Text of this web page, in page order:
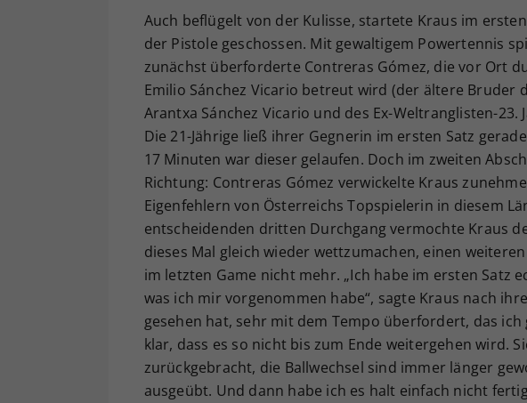
Auch beflügelt von der Kulisse, startete Kraus im
der Pistole geschossen. Mit gewaltigem Powertennis
zunächst überforderte Contreras Gómez, die vor Ort
Emilio Sánchez Vicario betreut wird (der ältere Bruder
Arantxa Sánchez Vicario und des Ex-Weltranglisten-23.
Die 21-Jährige ließ ihrer Gegnerin im ersten Satz
17 Minuten war dieser gelaufen. Doch im zweiten
Richtung: Contreras Gómez verwickelte Kraus
Eigenfehlern von Österreichs Topspielerin in diesem
entscheidenden dritten Durchgang vermochte Kraus
dieses Mal gleich wieder wettzumachen, einen
im letzten Game nicht mehr. „Ich habe im ersten Satz
was ich mir vorgenommen habe“, sagte Kraus nach
gesehen hat, sehr mit dem Tempo überfordert, das
klar, dass es so nicht bis zum Ende weitergehen wird.
zurückgebracht, die Ballwechsel sind immer länger
ausgeübt. Und dann habe ich es halt einfach nicht